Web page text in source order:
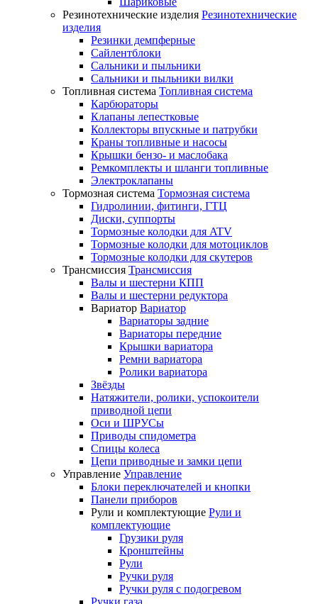
Резинотехнические изделия Резинотехнические
изделия
Резинки демпферные
Сайлентблоки
Сальники и пыльники
Сальники и пыльники вилки
Топливная система Топливная система
Карбюраторы
Клапаны лепестковые
Коллекторы впускные и патрубки
Краны топливные и насосы
Крышки бензо- и маслобака
Ремкомплекты и шланги топливные
Электроклапаны
Тормозная система Тормозная система
Гидролинии, фитинги, ГТЦ
Диски, суппорты
Тормозные колодки для ATV
Тормозные колодки для мотоциклов
Тормозные колодки для скутеров
Трансмиссия Трансмиссия
Валы и шестерни КПП
Валы и шестерни редуктора
Вариатор Вариатор
Вариаторы задние
Вариаторы передние
Крышки вариатора
Ремни вариатора
Ролики вариатора
Звёзды
Натяжители, ролики, успокоители
приводной цепи
Оси и ШРУСы
Приводы спидометра
Спицы колеса
Цепи приводные и замки цепи
Управление Управление
Блоки переключателей и кнопки
Панели приборов
Рули и комплектующие Рули и
комплектующие
Грузики руля
Кронштейны
Рули
Ручки руля
Ручки руля с подогревом
Ручки газа